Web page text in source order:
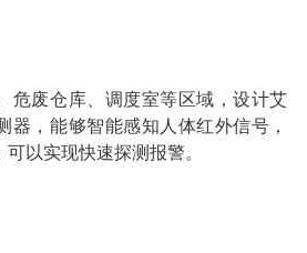
危废仓库、调度室等区域，设计艾
器，能够智能感知人体红外信号，
以实现快速探测报警。